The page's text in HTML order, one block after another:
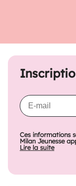
Ces informations
Milan Jeunesse
Lire la suite